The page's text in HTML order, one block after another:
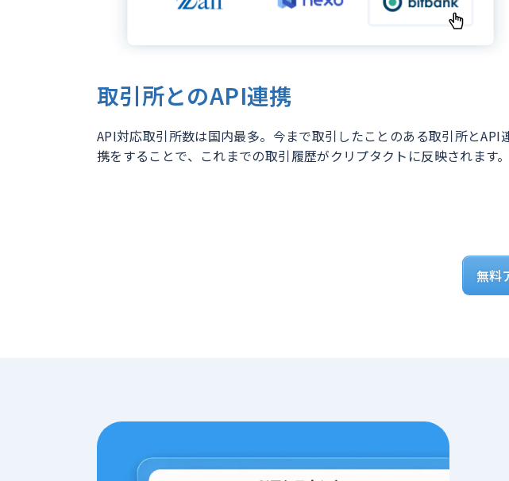
取引所とのAPI連携
API対応取引所数は国内最多。今まで取引したことのある取引所とAPI
携をすることで、これまでの取引履歴がクリプタクトに反映されます。
無料